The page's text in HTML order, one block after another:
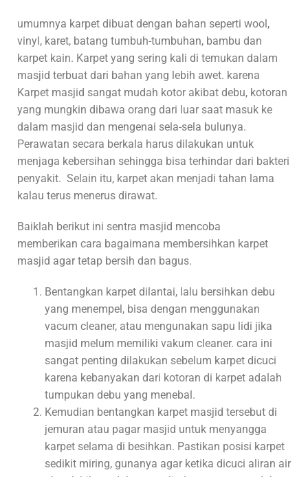
umumnya karpet dibuat dengan bahan seperti wool,
vinyl, karet, batang tumbuh-tumbuhan, bambu dan
karpet kain. Karpet yang sering kali di temukan dalam
masjid terbuat dari bahan yang lebih awet. karena
Karpet masjid sangat mudah kotor akibat debu, kotoran
yang mungkin dibawa orang dari luar saat masuk ke
dalam masjid dan mengenai sela-sela bulunya.
Perawatan secara berkala harus dilakukan untuk
menjaga kebersihan sehingga bisa terhindar dari bakteri
penyakit. Selain itu, karpet akan menjadi tahan lama
kalau terus menerus dirawat.
Baiklah berikut ini sentra masjid mencoba
memberikan cara bagaimana membersihkan karpet
masjid agar tetap bersih dan bagus.
Bentangkan karpet dilantai, lalu bersihkan debu
yang menempel, bisa dengan menggunakan
vacum cleaner, atau mengunakan sapu lidi jika
masjid melum memiliki vakum cleaner. cara ini
sangat penting dilakukan sebelum karpet dicuci
karena kebanyakan dari kotoran di karpet adalah
tumpukan debu yang menebal.
Kemudian bentangkan karpet masjid tersebut di
jemuran atau pagar masjid untuk menyangga
karpet selama di besihkan. Pastikan posisi karpet
sedikit miring, gunanya agar ketika dicuci aliran air